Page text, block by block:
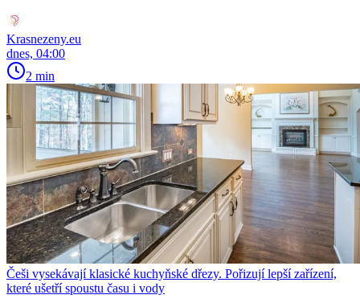
Krasnezeny.eu
dnes, 04:00
2 min
Češi vysekávají klasické kuchyňské dřezy. Pořizují lepší zařízení,
které ušetří spoustu času i vody